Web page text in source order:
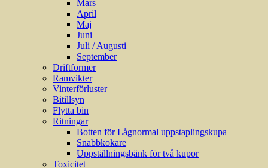
Mars
April
Maj
Juni
Juli / Augusti
September
Driftformer
Ramvikter
Vinterförluster
Bitillsyn
Flytta bin
Ritningar
Botten för Lågnormal uppstaplingskupa
Snabbkokare
Uppställningsbänk för två kupor
Toxicitet